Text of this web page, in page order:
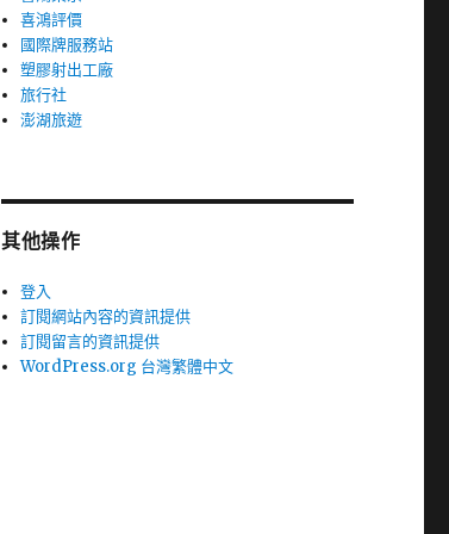
喜鴻評價
國際牌服務站
塑膠射出工廠
旅行社
澎湖旅遊
其他操作
登入
訂閱網站內容的資訊提供
訂閱留言的資訊提供
WordPress.org 台灣繁體中文